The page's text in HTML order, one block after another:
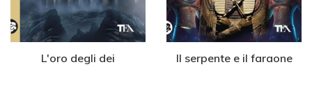
L'oro degli dei Il serpente e il faraone